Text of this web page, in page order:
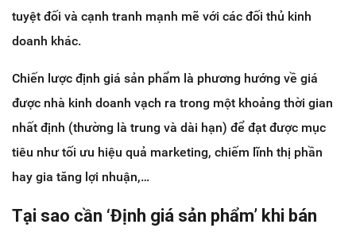
tuyệt đối và cạnh tranh mạnh mẽ với các đối thủ kinh
doanh khác.
Chiến lược định giá sản phẩm là phương hướng về giá
được nhà kinh doanh vạch ra trong một khoảng thời gian
nhất định (thường là trung và dài hạn) để đạt được mục
tiêu như tối ưu hiệu quả marketing, chiếm lĩnh thị phần
hay gia tăng lợi nhuận,…
Tại sao cần ‘Định giá sản phẩm’ khi bán